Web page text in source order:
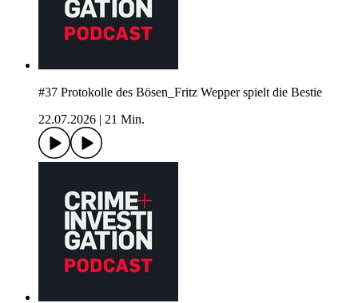
#37 Protokolle des Bösen_Fritz Wepper spielt die Bestie
22.07.2026
21 Min.